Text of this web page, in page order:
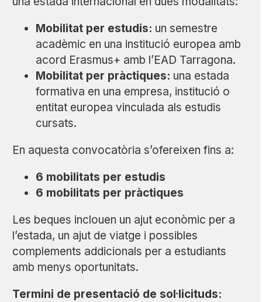
Mobilitat per estudis: un semestre
acadèmic en una institució europea amb
acord Erasmus+ amb l’EAD Tarragona.
Mobilitat per pràctiques: una estada
formativa en una empresa, institució o
entitat europea vinculada als estudis
cursats.
En aquesta convocatòria s’ofereixen fins a:
6 mobilitats per estudis
6 mobilitats per pràctiques
Les beques inclouen un ajut econòmic per a
l’estada, un ajut de viatge i possibles
complements addicionals per a estudiants
amb menys oportunitats.
Termini de presentació de sol·licituds: